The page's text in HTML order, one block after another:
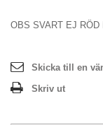
OBS SVART EJ
Skicka till en
Skriv ut